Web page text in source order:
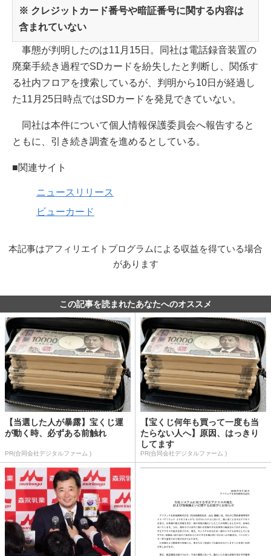
※ クレジットカード番号や暗証番号に関する内容は
含まれていない
事態が判明したのは11月15日。同社は電話録音装置の
廃棄手続き過程でSDカードを紛失したと判断し、関係す
る社内フロアを捜索しているが、判明から10日が経過し
た11月25日時点ではSDカードを発見できていない。
同社は本件について個人情報保護委員会へ報告すると
ともに、引き続き調査を進めるとしている。
■関連サイト
ニュースリリース
ビューカード
本記事はアフィリエイトプログラムによる収益を得ている場合
があります
この記事を読まれたあなたへのオススメ
【当選した人が暴露】宝くじ運
が動く時、必ずある前触れ
PR(合同会社デジタルファーム )
【宝くじ何年も買って一度も当
たらない人へ】原因、はっきり
してます
PR(合同会社デジタルファーム )